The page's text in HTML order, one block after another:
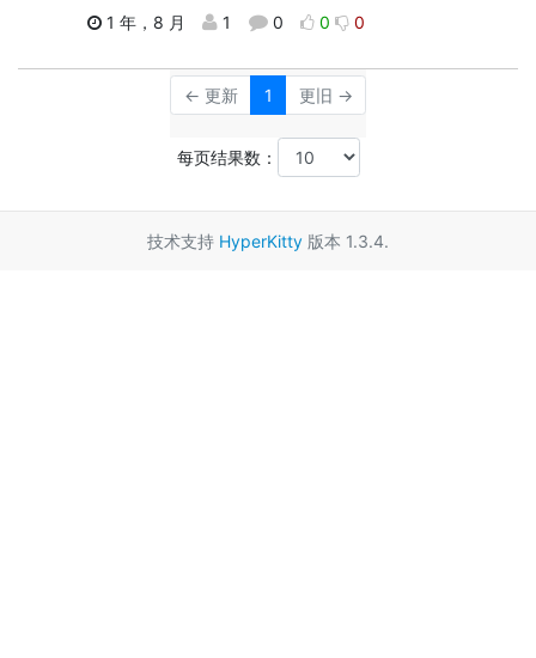
1 年，8 月 1 0 0 0
← 更新 1 更旧 →
每页结果数：
技术支持 HyperKitty 版本 1.3.4.